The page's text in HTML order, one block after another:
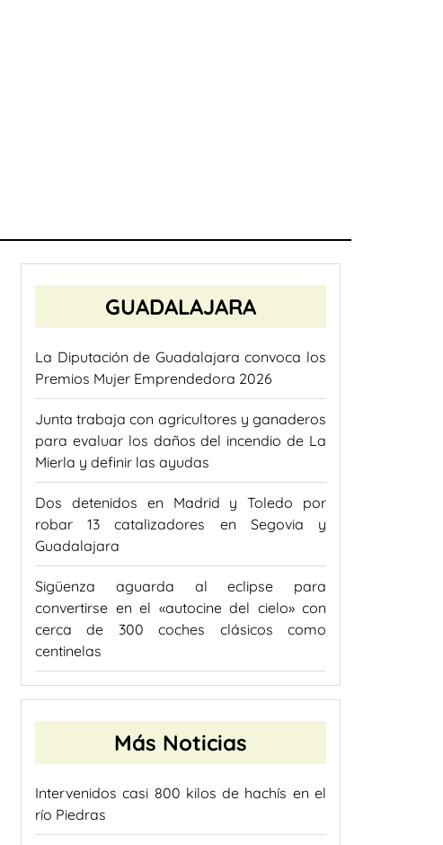
GUADALAJARA
La Diputación de Guadalajara convoca los
Premios Mujer Emprendedora 2026
Junta trabaja con agricultores y ganaderos
para evaluar los daños del incendio de La
Mierla y definir las ayudas
Dos detenidos en Madrid y Toledo por
robar 13 catalizadores en Segovia y
Guadalajara
Sigüenza aguarda al eclipse para
convertirse en el «autocine del cielo» con
cerca de 300 coches clásicos como
centinelas
Más Noticias
Intervenidos casi 800 kilos de hachís en el
río Piedras